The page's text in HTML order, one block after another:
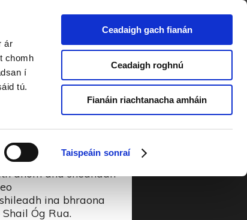
ár
chomh
í
tú.
Taispeáin sonraí
Ceadaigh gach fianán
Ceadaigh roghnú
Fianáin riachtanacha amháin
an Fhásaigh,
láimhe,
dhó.
dhom dhá shéanadh
ina bhraona
Óg Rua.